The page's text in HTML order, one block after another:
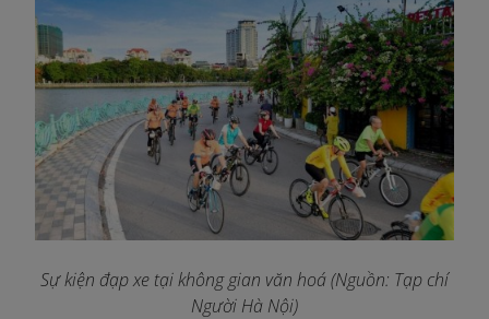
Sự kiện đạp xe tại không gian văn hoá (Nguồn: Tạp chí
Người Hà Nội)